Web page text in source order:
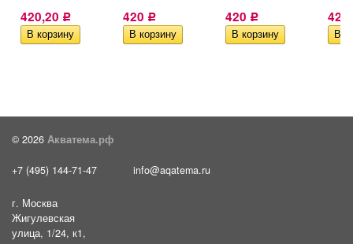
420,20 Р 420 Р 420 Р 420
© 2026 Акватема.рф
+7 (495) 144-71-47 info@aqatema.ru
г. Москва
Жигулевская
улица, 1/24, к1,